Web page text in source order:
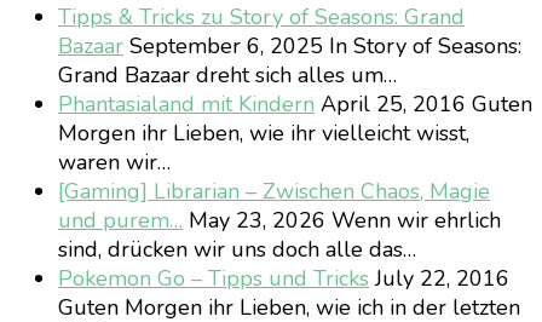
Tipps & Tricks zu Story of Seasons: Grand
Bazaar September 6, 2025 In Story of Seasons:
Grand Bazaar dreht sich alles um…
Phantasialand mit Kindern April 25, 2016 Guten
Morgen ihr Lieben, wie ihr vielleicht wisst,
waren wir…
[Gaming] Librarian – Zwischen Chaos, Magie
und purem… May 23, 2026 Wenn wir ehrlich
sind, drücken wir uns doch alle das…
Pokemon Go – Tipps und TricksJuly 22, 2016
Guten Morgen ihr Lieben, wie ich in der letzten